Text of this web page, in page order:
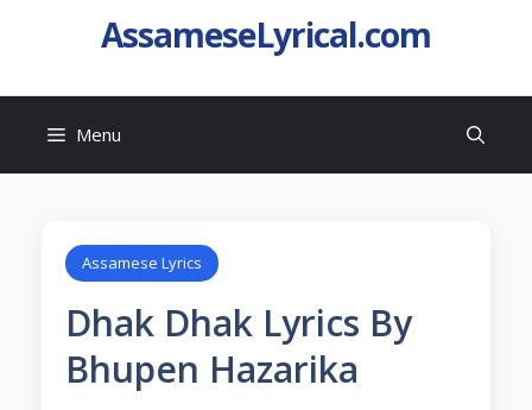
AssameseLyrical.com
Menu
Assamese Lyrics
Dhak Dhak Lyrics By
Bhupen Hazarika